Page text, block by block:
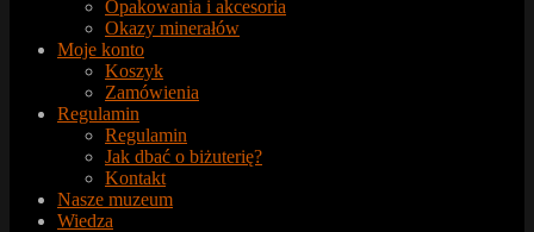
Opakowania i akcesoria
Okazy minerałów
Moje konto
Koszyk
Zamówienia
Regulamin
Regulamin
Jak dbać o biżuterię?
Kontakt
Nasze muzeum
Wiedza